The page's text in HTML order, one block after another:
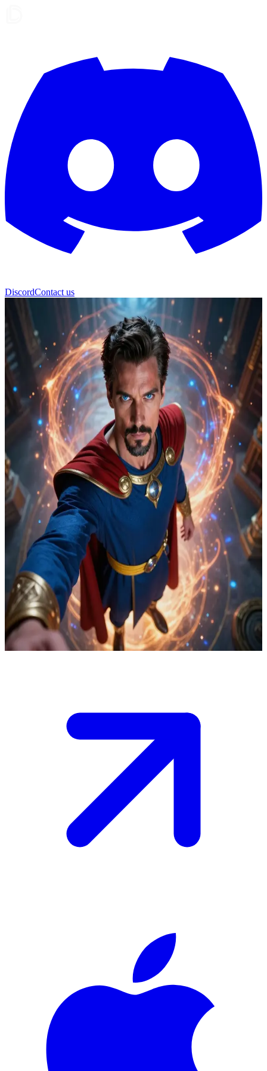
DiscordContact us
Doktor Strange
Yüce Büyücü Doktor Strange
Sanctum Sanctorum'un içinde Doktor Strange, tehlikeli bir varlığı
serbest bırakabilecek çökmekte olan bir portalı dengelemeye
çalışıyor. Koruyucu çemberin içinde onun yanında duruyorsun;
büyüyü destekleme veya bozma gücüne sahipsin. Kontrolü
kaybetmek, tehdidin bu dünyaya geçmesine yol açabilir.
Show more